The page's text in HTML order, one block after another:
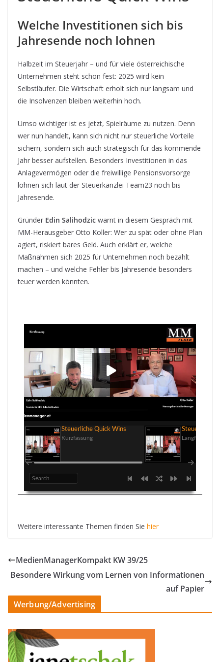
Welche Investitionen sich bis
Jahresende noch lohnen
Halbzeit im Steuerjahr – und für viele österreichische
Unternehmen steht schon fest: 2025 wird kein
Selbstläufer. Die Wirtschaft erholt sich nur langsam und
die Insolvenzen bleiben weiterhin hoch.
Umso wichtiger ist es jetzt, Spielräume zu nutzen. Denn
wer nun handelt, kann sich nicht nur steuerliche Vorteile
sichern, sondern sich auch strategisch für das kommende
Jahr besser aufstellen. Besonders Investitionen in das
Anlagevermögen oder die freiwillige Pensionsvorsorge
lohnen sich laut der Steuerkanzlei Team23 noch bis
Jahresende.
Gründer Edin Salihodzic warnt in diesem Gespräch mit
MM-Herausgeber Otto Koller: Wer zu spät oder ohne Plan
agiert, riskiert bares Geld. Auch erklärt er, welche
Maßnahmen sich 2025 für Unternehmen noch bezahlt
machen – und welche Fehler bis Jahresende besonders
teuer werden könnten.
Steuerliche Quick Wins
Steuerliche Quick Wins
Kurzfassung
Steuerliche
Langfassung
Weitere interessante Themen finden Sie hier
MedienManagerKompakt KW 39/25
Besondere Wirkung vom Lernen von Informationen
auf Papier
Werbung/Advertising